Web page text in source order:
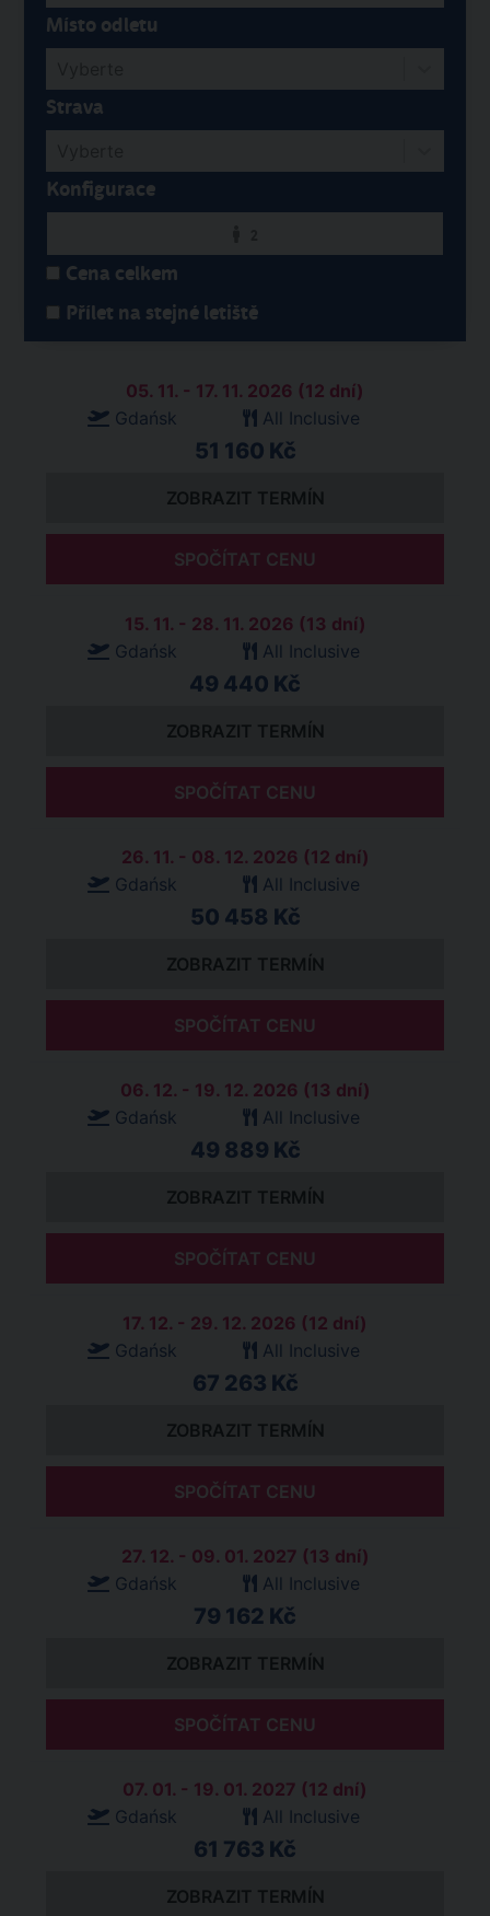
Místo odletu
Strava
Konfigurace
Cena celkem
Přílet na stejné letiště
05. 11. - 17. 11. 2026 (12 dní)
Gdańsk
All Inclusive
51 160 Kč
ZOBRAZIT TERMÍN
SPOČÍTAT CENU
15. 11. - 28. 11. 2026 (13 dní)
Gdańsk
All Inclusive
49 440 Kč
ZOBRAZIT TERMÍN
SPOČÍTAT CENU
26. 11. - 08. 12. 2026 (12 dní)
Gdańsk
All Inclusive
50 458 Kč
ZOBRAZIT TERMÍN
SPOČÍTAT CENU
06. 12. - 19. 12. 2026 (13 dní)
Gdańsk
All Inclusive
49 889 Kč
ZOBRAZIT TERMÍN
SPOČÍTAT CENU
17. 12. - 29. 12. 2026 (12 dní)
Gdańsk
All Inclusive
67 263 Kč
ZOBRAZIT TERMÍN
SPOČÍTAT CENU
27. 12. - 09. 01. 2027 (13 dní)
Gdańsk
All Inclusive
79 162 Kč
ZOBRAZIT TERMÍN
SPOČÍTAT CENU
07. 01. - 19. 01. 2027 (12 dní)
Gdańsk
All Inclusive
61 763 Kč
ZOBRAZIT TERMÍN